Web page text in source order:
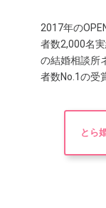
2017年の
者数2,000名
の結婚相談所
者数No.1の受
とら